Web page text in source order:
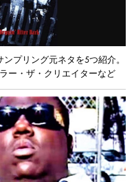
プリング元ネタを5つ紹介。
ー・ザ・クリエイターなど